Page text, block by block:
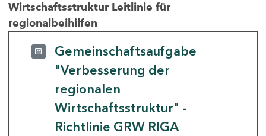
Wirtschaftsstruktur Leitlinie für
regionalbeihilfen
Gemeinschaftsaufgabe
"Verbesserung der
regionalen
Wirtschaftsstruktur" -
Richtlinie GRW RIGA